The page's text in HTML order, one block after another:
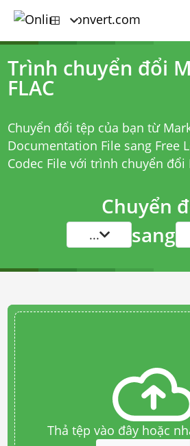
Trình chuyển đổi
FLAC
Chuyển đổi tệp của bạn từ
Documentation File sang Free
Codec File với trình chuyển đổi
Chuyển
... sang
Thả tệp vào đây hoặc